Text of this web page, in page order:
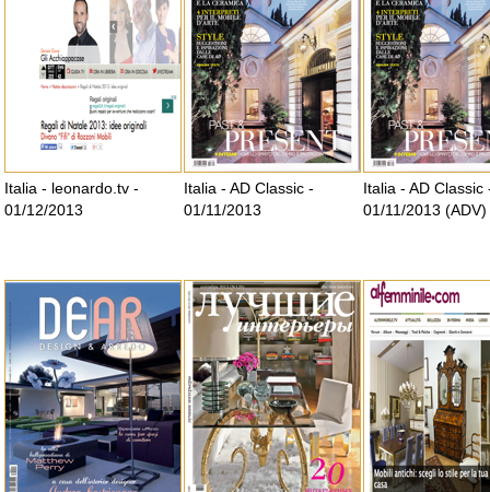
Italia - leonardo.tv -
01/12/2013
Italia - AD Classic -
01/11/2013
Italia - AD Classic
01/11/2013 (ADV)